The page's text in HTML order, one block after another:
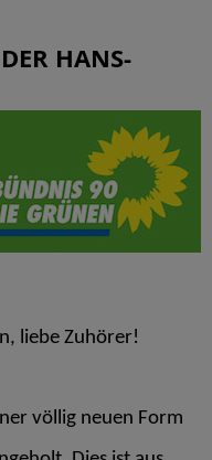
HANS-
liebe Zuhörer!
völlig neuen Form